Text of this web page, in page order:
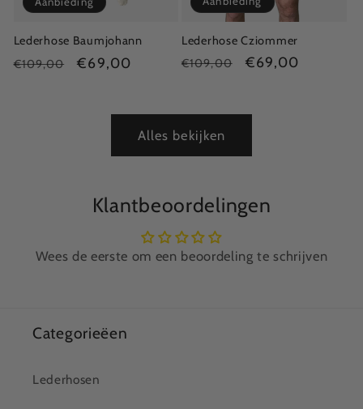
Lederhose Baumjohann
Normale
€109,00 Aanbiedingsprijs
€69,00
Lederhose Cziommer
Normale
€109,00 Aanbiedingsprijs
€69,00
Alles bekijken
Klantbeoordelingen
Wees de eerste om een beoordeling te schrijven
Categorieëen
Lederhosen